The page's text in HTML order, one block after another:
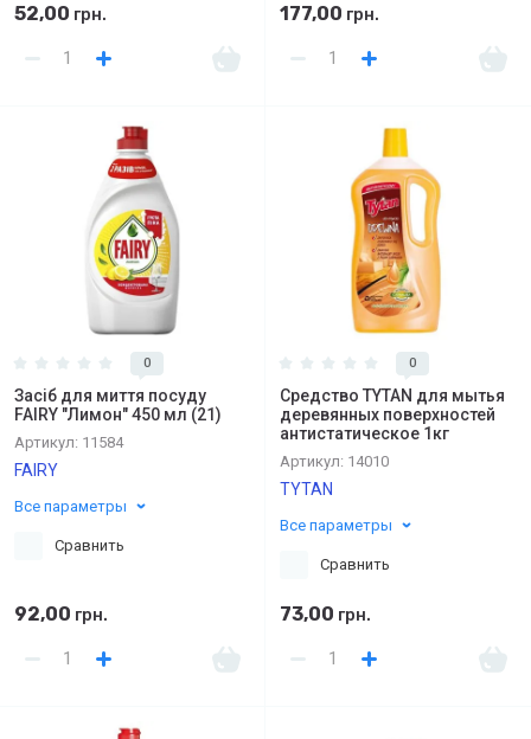
52,00 грн. 177,00 грн.
0
Засіб для миття посуду
FAIRY "Лимон" 450 мл (21)
Артикул: 11584
FAIRY
Все параметры
Сравнить
92,00 грн.
0
Средство TYTAN для мытья
деревянных поверхностей
антистатическое 1кг
Артикул: 14010
TYTAN
Все параметры
Сравнить
73,00 грн.